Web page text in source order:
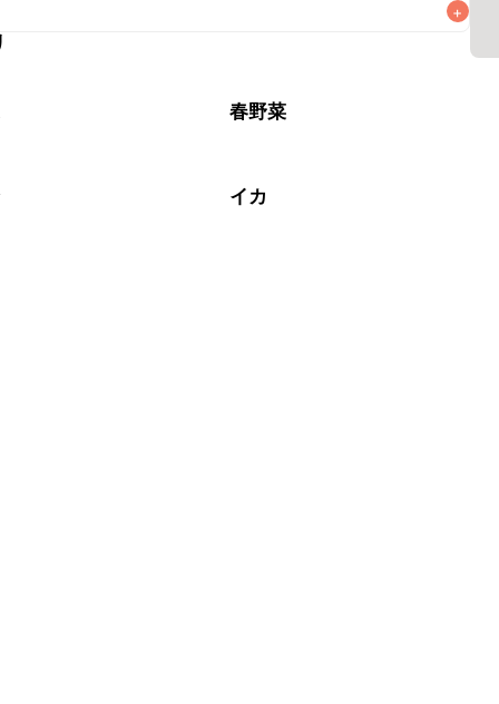
+
春野菜
イカ